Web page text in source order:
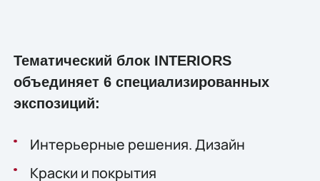
Тематический блок INTERIORS
объединяет 6 специализированных
экспозиций:
Интерьерные решения. Дизайн
Краски и покрытия